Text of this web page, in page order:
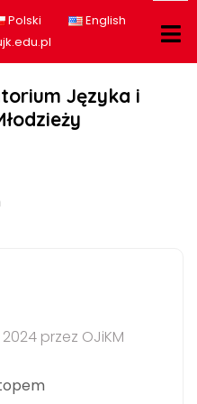
Polski
English
na Facebook
profil na tiktok
Języka i
przez OJiKM